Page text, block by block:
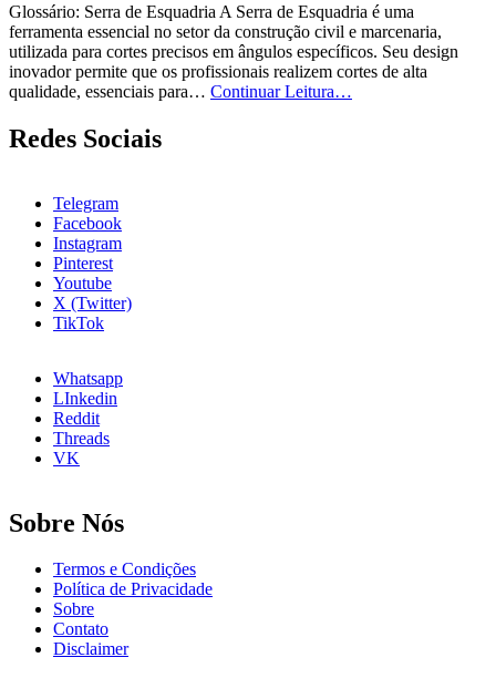
Glossário: Serra de Esquadria A Serra de Esquadria é uma
ferramenta essencial no setor da construção civil e marcenaria,
utilizada para cortes precisos em ângulos específicos. Seu design
inovador permite que os profissionais realizem cortes de alta
qualidade, essenciais para… Continuar Leitura…
Redes Sociais
Telegram
Facebook
Instagram
Pinterest
Youtube
X (Twitter)
TikTok
Whatsapp
LInkedin
Reddit
Threads
VK
Sobre Nós
Termos e Condições
Política de Privacidade
Sobre
Contato
Disclaimer